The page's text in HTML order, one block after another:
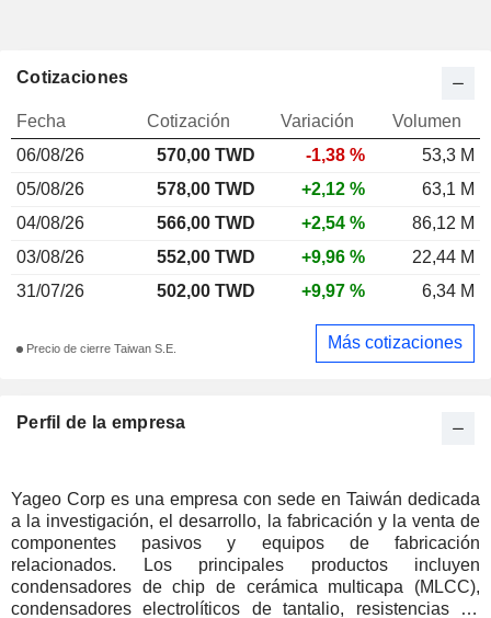
Perfil de la empresa
Yageo Corp es una empresa con sede en Taiwán dedicada
a la investigación, el desarrollo, la fabricación y la venta de
componentes pasivos y equipos de fabricación
relacionados. Los principales productos incluyen
condensadores de chip de cerámica multicapa (MLCC),
condensadores electrolíticos de tantalio, resistencias de
Cotizaciones
Fecha Cotización Variación
Volumen
06/08/26
570,00 TWD -1,38 %
53,3 M
05/08/26
578,00 TWD +2,12 %
63,1 M
04/08/26
566,00 TWD +2,54 %
86,12 M
03/08/26
552,00 TWD +9,96 %
22,44 M
31/07/26
502,00 TWD +9,97 % 6,34 M
Precio de cierre Taiwan S.E. Más cotizaciones